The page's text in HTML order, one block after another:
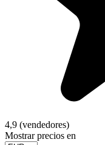
4,9 (vendedores)
Mostrar precios en